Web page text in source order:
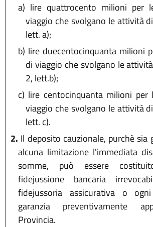
a) lire quattrocento milioni per
viaggio che svolgano le attività
lett. a);
b) lire duecentocinquanta milioni
di viaggio che svolgano le
2, lett.b);
c) lire centocinquanta milioni per
viaggio che svolgano le attività
lett. c).
2. Il deposito cauzionale, purchè sia
alcuna limitazione l'immediata
somme, può essere
fidejussione bancaria
fidejussoria assicurativa o
garanzia preventivamente
Provincia.